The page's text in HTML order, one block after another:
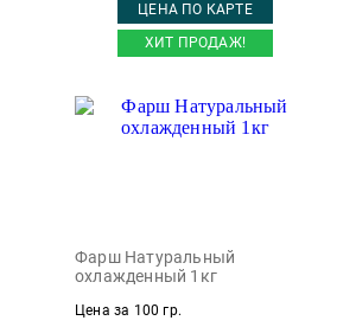
ЦЕНА ПО КАРТЕ
ХИТ ПРОДАЖ!
Фарш Натуральный
охлажденный 1кг
Цена за 100 гр.